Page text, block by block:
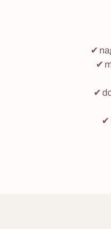
✔
✔
✔
✔